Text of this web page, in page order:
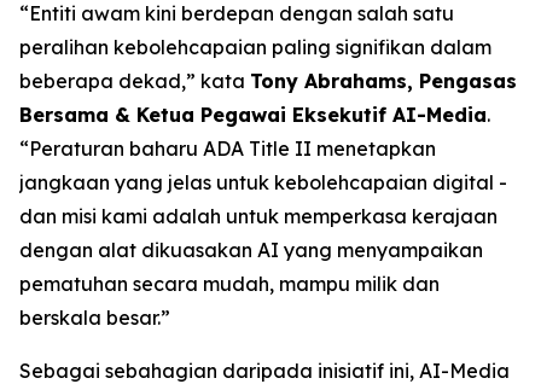
“Entiti awam kini berdepan dengan salah satu
peralihan kebolehcapaian paling signifikan dalam
beberapa dekad,” kata Tony Abrahams, Pengasas
Bersama & Ketua Pegawai Eksekutif AI-Media.
“Peraturan baharu ADA Title II menetapkan
jangkaan yang jelas untuk kebolehcapaian digital -
dan misi kami adalah untuk memperkasa kerajaan
dengan alat dikuasakan AI yang menyampaikan
pematuhan secara mudah, mampu milik dan
berskala besar.”
Sebagai sebahagian daripada inisiatif ini, AI-Media